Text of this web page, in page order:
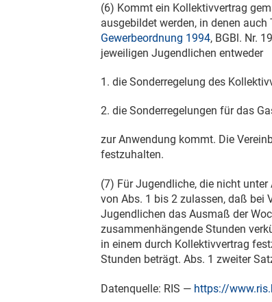
(6) Kommt ein Kollektivvertrag
ausgebildet werden, in denen
Gewerbeordnung 1994, BGBl. Nr.
jeweiligen Jugendlichen entweder
1. die Sonderregelung des
2. die Sonderregelungen für das
zur Anwendung kommt. Die
festzuhalten.
(7) Für Jugendliche, die nicht
von Abs. 1 bis 2 zulassen, daß bei
Jugendlichen das Ausmaß der
zusammenhängende Stunden
in einem durch Kollektivvertrag
Stunden beträgt. Abs. 1 zweiter
Datenquelle: RIS — https://